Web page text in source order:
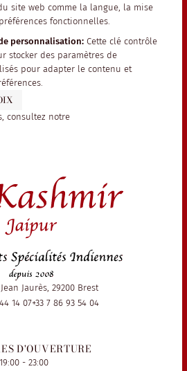
site web comme la langue, la mise
fonctionnelles.
personnalisation: Cette clé contrôle
stocker des paramètres de
pour adapter le contenu et
consultez notre
Jaurès, 29200 Brest
14 07+33 7 86 93 54 04
D'OUVERTURE
19:00 - 23:00